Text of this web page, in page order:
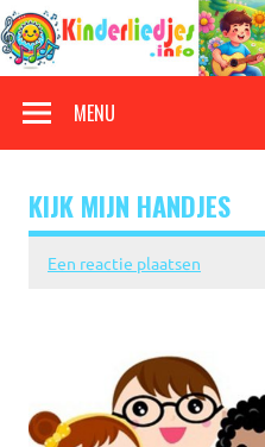
Doorgaan
naar
inhoud
MENU
KIJK MIJN HANDJES
Een reactie plaatsen